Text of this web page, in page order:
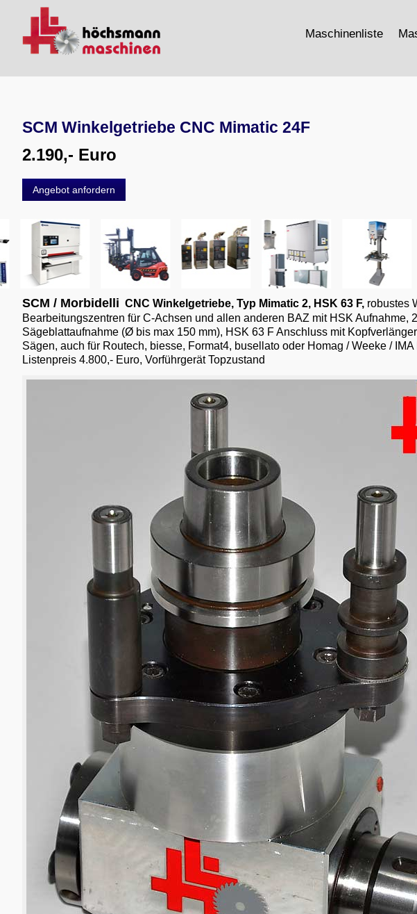
Maschinenliste
SCM Winkelgetriebe CNC Mimatic 24F
2.190,- Euro
Angebot anfordern
SCM / Morbidelli CNC Winkelgetriebe, Typ Mimatic 2, HSK 63 F, robustes
Bearbeitungszentren für C-Achsen und allen anderen BAZ mit HSK
Sägeblattaufnahme (Ø bis max 150 mm), HSK 63 F Anschluss mit
Sägen, auch für Routech, biesse, Format4, busellato oder Homag / Weeke /
Listenpreis 4.800,- Euro, Vorführgerät Topzustand